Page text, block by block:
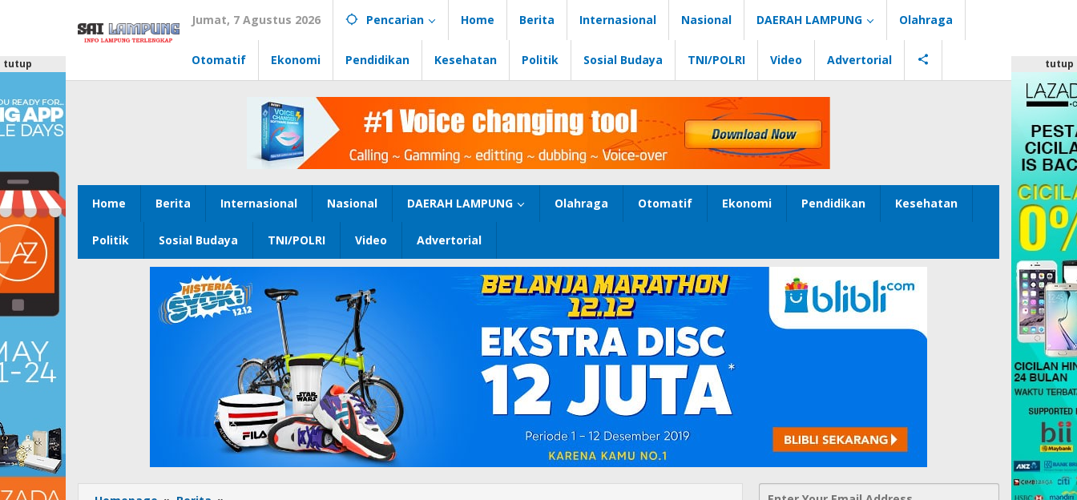
Jumat, 7 Agustus 2026 Pencarian Home Berita Internasional Nasional DAERAH LAMPUNG Olahraga
Otomatif Ekonomi Pendidikan Kesehatan Politik Sosial Budaya TNI/POLRI Video Advertorial
Home Berita Internasional Nasional DAERAH LAMPUNG Olahraga Otomatif Ekonomi Pendidikan Kesehatan
Politik Sosial Budaya TNI/POLRI Video Advertorial
tutup tutup